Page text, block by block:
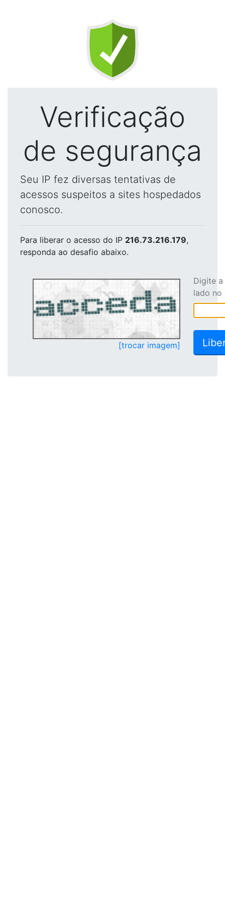
Verificação
de segurança
Seu IP fez diversas tentativas de
acessos suspeitos a sites hospedados
conosco.
Para liberar o acesso do IP 216.73.216.179,
responda ao desafio abaixo.
[trocar imagem]
Digite
lado no